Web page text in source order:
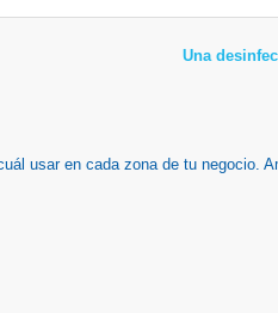
Una
usar en cada zona de tu negocio.